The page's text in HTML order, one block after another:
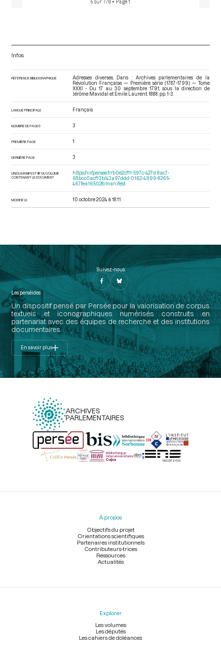
5 sur 778 • Page 1
Infos
RÉFÉRENCE BIBLIOGRAPHIQUE
Adresses diverses. Dans : Archives parlementaires de la
Révolution Française — Première série (1787-1799) — Tome
XXXI - Du 17 au 30 septembre 1791
, sous la direction de
Jérôme Mavidal et Emile Laurent. 1888. pp. 1-3.
LANGUE PRINCIPALE Français
NOMBRE DE PAGES 3
PREMIÈRE PAGE 1
DERNIÈRE PAGE 3
URI DU MANIFEST IIIF DU VOLUME
CONTENANT LE DOCUMENT
https://iiif.persee.fr/b0e2cf11-597c-427d-8ac7-
68bcc0acf13b/43a97ddd-0162-4999-8265-
467fea165028/manifest
MODIFIÉ LE 10 octobre 2024 à 18:11
Suivez-nous
Les perséides
Un dispositif pensé par Persée pour la valorisation de corpus
textuels et iconographiques numérisés construits en
partenariat avec des équipes de recherche et des institutions
documentaires.
En savoir plus
ARCHIVES
PARLEMENTAIRES
Menu
À propos
Objectifs du projet
Orientations scientifiques
Partenaires institutionnels
Contributeurs-trices
Ressources
Actualités
Explorer
Les volumes
Les députés
Les cahiers de doléances